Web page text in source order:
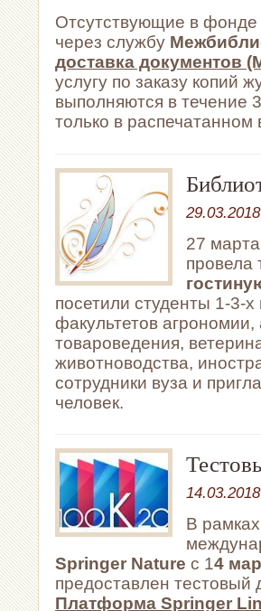
Отсутствующие в фонде
через службу
доставка документов
услугу по заказу копий
выполняются в течение
только в распечатанном
29.03.2018
27
посетили студенты 1-3-х
факультетов агрономии,
товароведения,
животноводства,
сотрудники вуза и
человек.
14.03.2018
В
Springer Nature с 14
предоставлен
Платформа Springer